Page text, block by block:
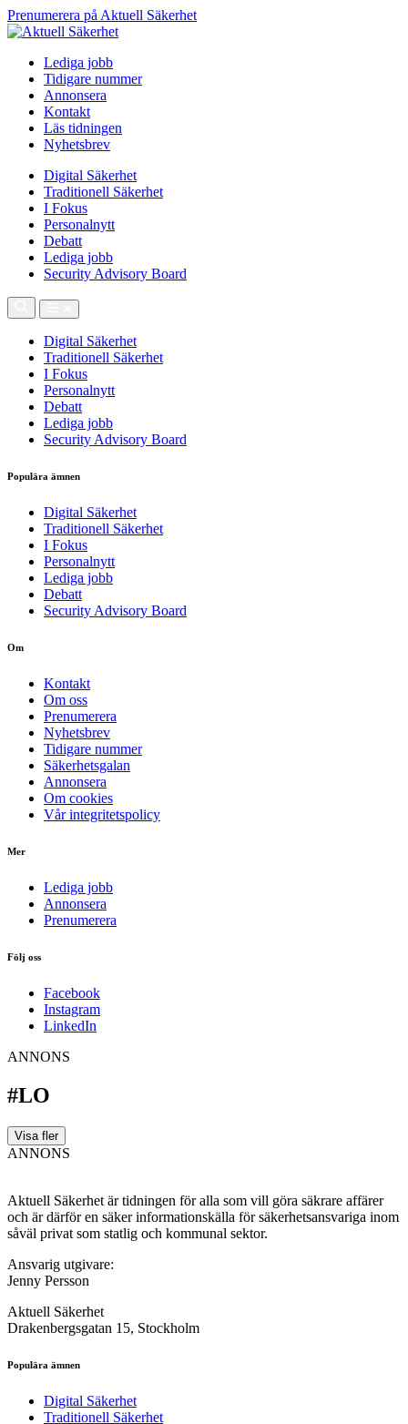
Prenumerera på Aktuell Säkerhet
Lediga jobb
Tidigare nummer
Annonsera
Kontakt
Läs tidningen
Nyhetsbrev
Digital Säkerhet
Traditionell Säkerhet
I Fokus
Personalnytt
Debatt
Lediga jobb
Security Advisory Board
Digital Säkerhet
Traditionell Säkerhet
I Fokus
Personalnytt
Debatt
Lediga jobb
Security Advisory Board
Populära ämnen
Digital Säkerhet
Traditionell Säkerhet
I Fokus
Personalnytt
Lediga jobb
Debatt
Security Advisory Board
Om
Kontakt
Om oss
Prenumerera
Nyhetsbrev
Tidigare nummer
Säkerhetsgalan
Annonsera
Om cookies
Vår integritetspolicy
Mer
Lediga jobb
Annonsera
Prenumerera
Följ oss
Facebook
Instagram
LinkedIn
ANNONS
#LO
Visa fler
ANNONS
Aktuell Säkerhet är tidningen för alla som vill göra säkrare affärer
och är därför en säker informationskälla för säkerhets­ansvariga inom
såväl privat som statlig och kommunal sektor.
Ansvarig utgivare:
Jenny Persson
Aktuell Säkerhet
Drakenbergsgatan 15, Stockholm
Populära ämnen
Digital Säkerhet
Traditionell Säkerhet